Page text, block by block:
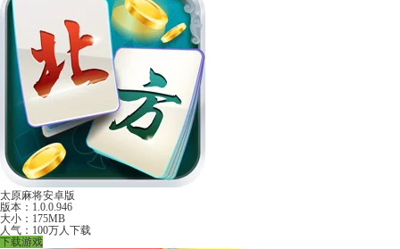
太原麻将安卓版
版本：1.0.0.946
大小：175MB
人气：100万人下载
下载游戏